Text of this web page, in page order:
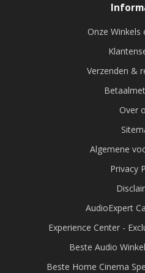
Onze Winkels
Verzenden &
Over
Algemene
Privacy
AudioExpert
Experience Center -
Beste Audio
Beste Home Cinema